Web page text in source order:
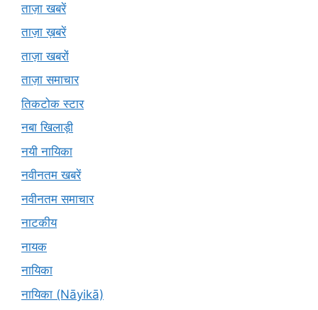
ताज़ा खबरें
ताज़ा ख़बरें
ताज़ा खबरों
ताज़ा समाचार
तिकटोक स्टार
नबा खिलाड़ी
नयी नायिका
नवीनतम खबरें
नवीनतम समाचार
नाटकीय
नायक
नायिका
नायिका (Nāyikā)